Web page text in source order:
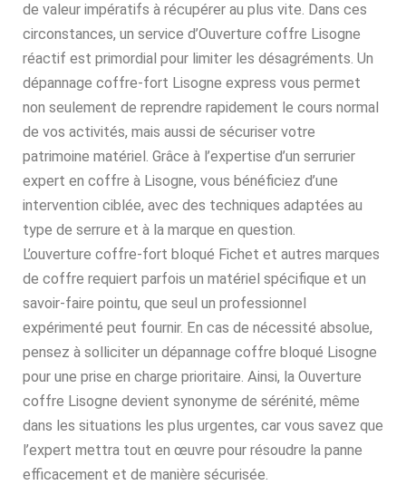
de valeur impératifs à récupérer au plus vite. Dans ces
circonstances, un service d’Ouverture coffre Lisogne
réactif est primordial pour limiter les désagréments. Un
dépannage coffre-fort Lisogne express vous permet
non seulement de reprendre rapidement le cours normal
de vos activités, mais aussi de sécuriser votre
patrimoine matériel. Grâce à l’expertise d’un serrurier
expert en coffre à Lisogne, vous bénéficiez d’une
intervention ciblée, avec des techniques adaptées au
type de serrure et à la marque en question.
L’ouverture coffre-fort bloqué Fichet et autres marques
de coffre requiert parfois un matériel spécifique et un
savoir-faire pointu, que seul un professionnel
expérimenté peut fournir. En cas de nécessité absolue,
pensez à solliciter un dépannage coffre bloqué Lisogne
pour une prise en charge prioritaire. Ainsi, la Ouverture
coffre Lisogne devient synonyme de sérénité, même
dans les situations les plus urgentes, car vous savez que
l’expert mettra tout en œuvre pour résoudre la panne
efficacement et de manière sécurisée.